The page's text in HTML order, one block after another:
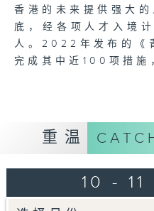
香港的未来提供强大
底，经各项人才入境
人。2022年发布的《
完成其中近100项措施
们解决后顾之忧。多
网上重温至 02/11/
中央广播电视总台
重温
10 - 11